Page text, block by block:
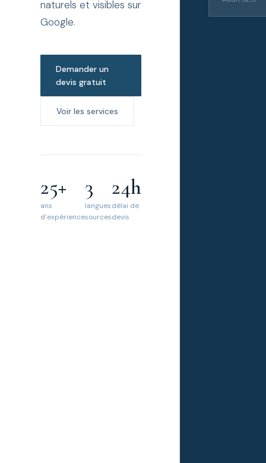
naturels et visibles sur
Google.
Demander un
devis gratuit
Voir les services
25+
ans
d’expérience
3
langues
sources
24h
délai de
devis